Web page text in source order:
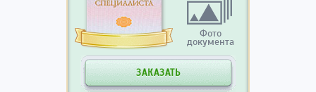
Фото
документа
ЗАКАЗАТЬ